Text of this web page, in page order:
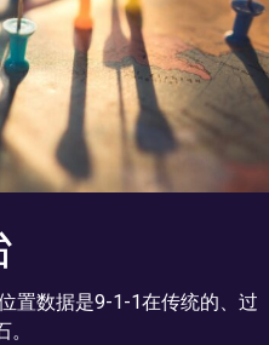
置数据是9-1-1在传统的、过